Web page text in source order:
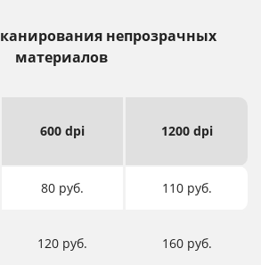
непрозрачных
материалов
600 dpi 1200 dpi
80 руб. 110 руб.
120 руб. 160 руб.